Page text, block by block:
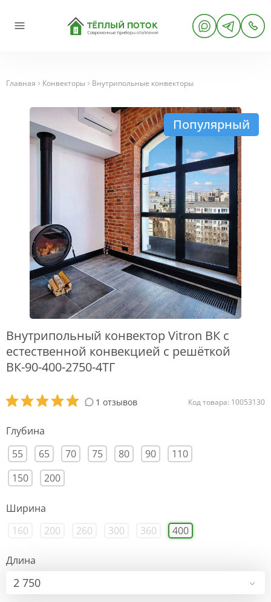
Главная Конвекторы Внутрипольные конвекторы
Популярный
Внутрипольный конвектор Vitron ВК с
естественной конвекцией с решёткой
ВК-90-400-2750-4ТГ
1 отзывов Код товара: 10053130
Глубина
55
65 70 75 80 90
110
150
200
Ширина
160
200 260 300 360 400
Длина
2 750